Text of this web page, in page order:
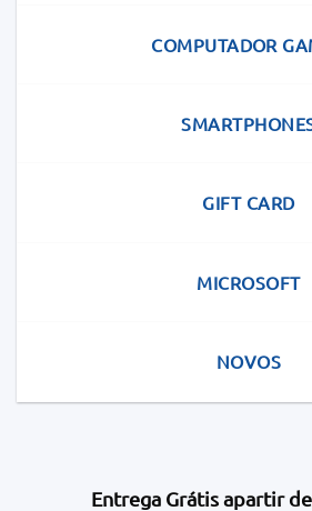
COMPUTADOR
GIFT CARD
MICROSOFT
NOVOS
Entrega Grátis apartir